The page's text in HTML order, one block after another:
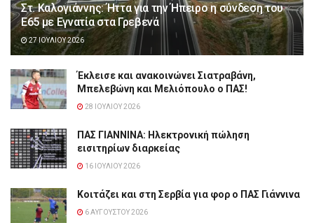
Στ. Καλογιάννης: Ήττα για την Ήπειρο η σύνδεση του
Ε65 με Εγνατία στα Γρεβενά
27 ΙΟΥΛΊΟΥ 2026
Έκλεισε και ανακοινώνει Σιατραβάνη,
Μπελεβώνη και Μελιόπουλο ο ΠΑΣ!
28 ΙΟΥΛΊΟΥ 2026
ΠΑΣ ΓΙΑΝΝΙΝΑ: Hλεκτρονική πώληση
εισιτηρίων διαρκείας
16 ΙΟΥΛΊΟΥ 2026
Κοιτάζει και στη Σερβία για φορ ο ΠΑΣ Γιάννινα
6 ΑΥΓΟΎΣΤΟΥ 2026